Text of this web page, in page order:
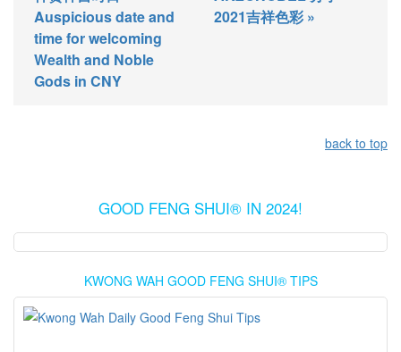
Auspicious date and
time for welcoming
Wealth and Noble
Gods in CNY
2021吉祥色彩 »
back to top
GOOD FENG SHUI® IN 2024!
KWONG WAH GOOD FENG SHUI® TIPS